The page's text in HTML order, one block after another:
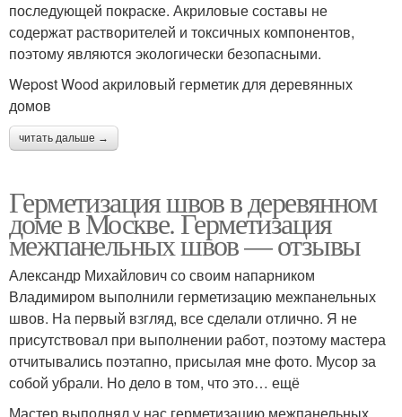
последующей покраске. Акриловые составы не
содержат растворителей и токсичных компонентов,
поэтому являются экологически безопасными.
Wepost Wood акриловый герметик для деревянных
домов
читать дальше →
Герметизация швов в деревянном
доме в Москве. Герметизация
межпанельных швов — отзывы
Александр Михайлович со своим напарником
Владимиром выполнили герметизацию межпанельных
швов. На первый взгляд, все сделали отлично. Я не
присутствовал при выполнении работ, поэтому мастера
отчитывались поэтапно, присылая мне фото. Мусор за
собой убрали. Но дело в том, что это… ещё
Мастер выполнял у нас герметизацию межпанельных